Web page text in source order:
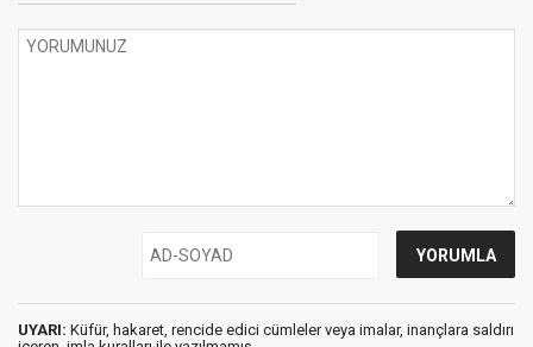
UYARI: Küfür, hakaret, rencide edici cümleler veya imalar, inançlara saldırı